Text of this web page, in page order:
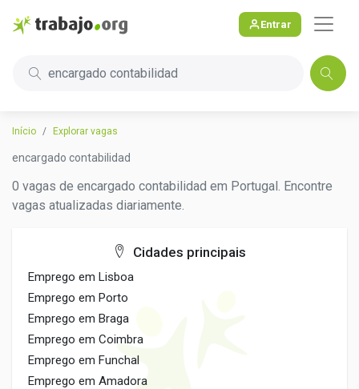
Entrar
encargado contabilidad
Início Explorar vagas
encargado contabilidad
0 vagas de encargado contabilidad em Portugal. Encontre
vagas atualizadas diariamente.
Cidades principais
Emprego em Lisboa
Emprego em Porto
Emprego em Braga
Emprego em Coimbra
Emprego em Funchal
Emprego em Amadora